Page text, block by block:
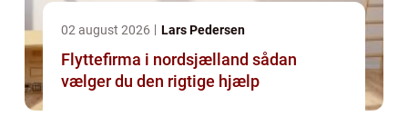
02 august 2026 Lars Pedersen
Flyttefirma i nordsjælland sådan
vælger du den rigtige hjælp